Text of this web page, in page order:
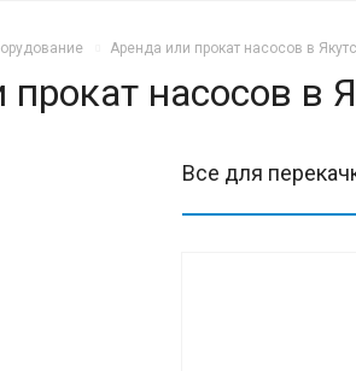
Аренда или прокат насосов в
насосов в
Все для